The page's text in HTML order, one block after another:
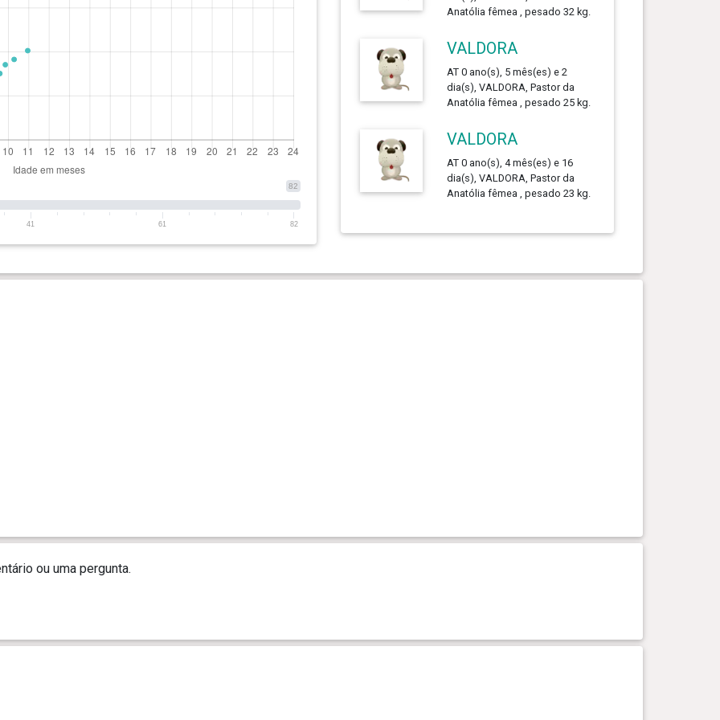
82
41 61 82
Anatólia fêmea , pesado 32 kg.
VALDORA
AT 0 ano(s), 5 mês(es) e 2
dia(s), VALDORA, Pastor da
Anatólia fêmea , pesado 25 kg.
VALDORA
AT 0 ano(s), 4 mês(es) e 16
dia(s), VALDORA, Pastor da
Anatólia fêmea , pesado 23 kg.
ou uma pergunta.